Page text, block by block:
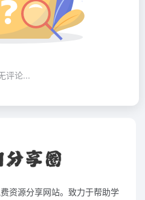
评论...
资源分享网站。致力于帮助学